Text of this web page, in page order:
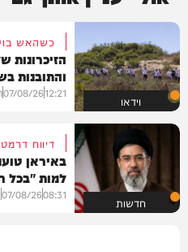
וידאו
כשהאש
הזיכרונות
והתובנות
12:21
07/08/26
חדשות
דיווח
באיראן
למות "בכל
08:31
07/08/26